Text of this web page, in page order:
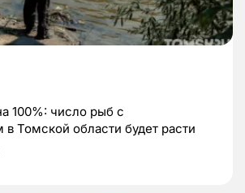
100%: число рыб с
в Томской области будет расти